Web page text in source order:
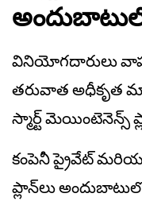
వినియోగదారులు
తరువాత అధీకృత
స్మార్ట్ మెయింటెనెన్స్
కంపెనీ ప్రైవేట్
ప్లాన్‌లు